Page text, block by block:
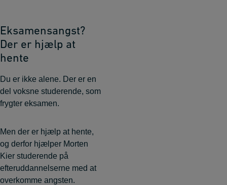
Eksamensangst?
Der er hjælp at
hente
Du er ikke alene. Der er en
del voksne studerende, som
frygter eksamen.
Men der er hjælp at hente,
og derfor hjælper Morten
Kier studerende på
efteruddannelserne med at
overkomme angsten.